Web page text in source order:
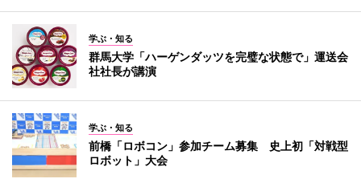
学ぶ・知る
群馬大学「ハーゲンダッツを完璧な状態で」運送会
社社長が講演
学ぶ・知る
前橋「ロボコン」参加チーム募集 史上初「対戦型
ロボット」大会